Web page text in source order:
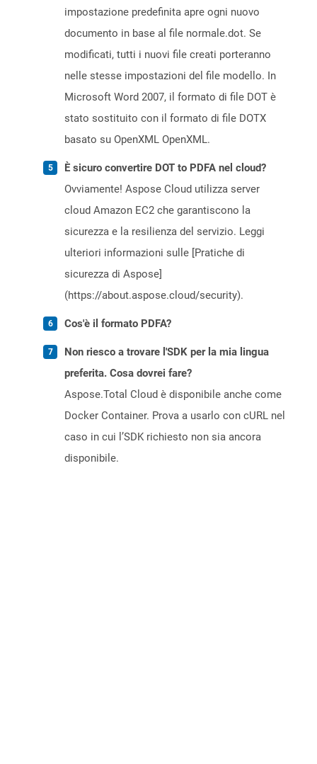
impostazione predefinita apre ogni nuovo
documento in base al file normale.dot. Se
modificati, tutti i nuovi file creati porteranno
nelle stesse impostazioni del file modello. In
Microsoft Word 2007, il formato di file DOT è
stato sostituito con il formato di file DOTX
basato su OpenXML OpenXML.
È sicuro convertire DOT to PDFA nel cloud?
Ovviamente! Aspose Cloud utilizza server
cloud Amazon EC2 che garantiscono la
sicurezza e la resilienza del servizio. Leggi
ulteriori informazioni sulle [Pratiche di
sicurezza di Aspose]
(https://about.aspose.cloud/security).
Cos'è il formato PDFA?
Non riesco a trovare l'SDK per la mia lingua
preferita. Cosa dovrei fare?
Aspose.Total Cloud è disponibile anche come
Docker Container. Prova a usarlo con cURL nel
caso in cui l’SDK richiesto non sia ancora
disponibile.